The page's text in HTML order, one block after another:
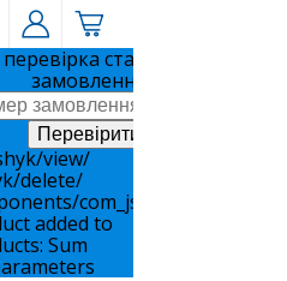
перевірка статусу
замовлення
view/
delete/
com_jshopping/files/
added to
Sum